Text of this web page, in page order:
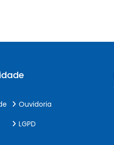
Ouvidoria
LGPD